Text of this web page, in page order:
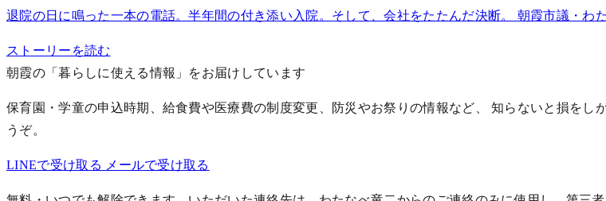
退院の日に鳴った一本の電話。半年間の付き添い入院。そして、会社をたたんだ決断。 朝霞市議・わ
ストーリーを読む
朝霞の「暮らしに使える情報」をお届けしています
保育園・学童の申込時期、給食費や医療費の制度変更、防災やお祭りの情報など、 知らないと損をし
うぞ。
LINEで受け取る メールで受け取る